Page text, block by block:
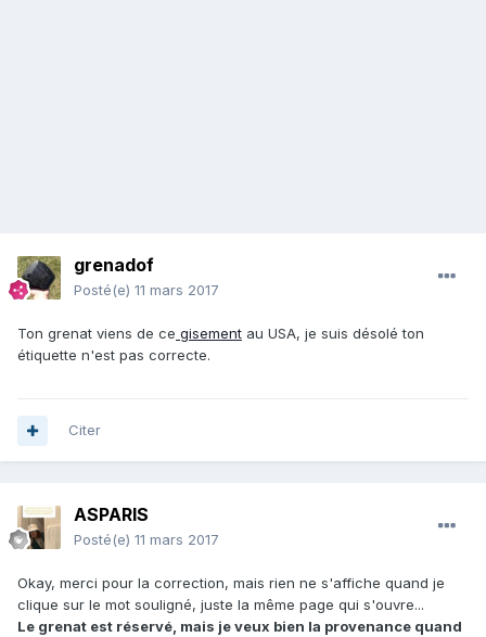
grenadof
Posté(e) 11 mars 2017
Ton grenat viens de ce gisement au USA, je suis désolé ton
étiquette n'est pas correcte.
Citer
ASPARIS
Posté(e) 11 mars 2017
Okay, merci pour la correction, mais rien ne s'affiche quand je
clique sur le mot souligné, juste la même page qui s'ouvre...
Le grenat est réservé, mais je veux bien la provenance quand